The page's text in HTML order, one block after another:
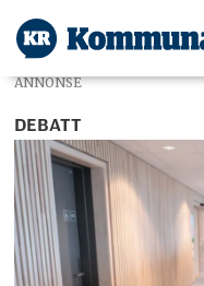
ANNONSE
DEBATT